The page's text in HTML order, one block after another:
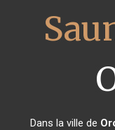
Dans la ville de